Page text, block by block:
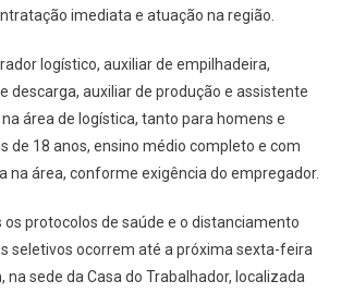
Jandira
300
Vagas
De
Emprego
imediata e atuação na região.
logístico, auxiliar de empilhadeira,
descarga, auxiliar de produção e assistente
área de logística, tanto para homens e
de 18 anos, ensino médio completo e com
na área, conforme exigência do empregador.
os protocolos de saúde e o distanciamento
seletivos ocorrem até a próxima sexta-feira
na sede da Casa do Trabalhador, localizada